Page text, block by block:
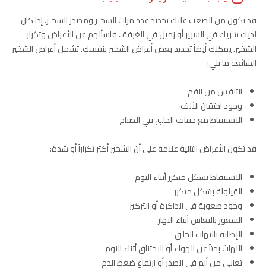
قد يكون من الصعب عليك تحديد عدد مرات الشخير ومصدر الشخير. إذا كان
لديك شريك في السرير أو زميل في الغرفة ، فاسألهم عن الأعراض وتكرار
الشخير. يمكنك أيضاً تحديد بعض أعراض الشخير بنفسك. تشمل أعراض الشخير
الشائعة ما يلي:
التنفس من الفم
وجود احتقان الأنف
الاستيقاظ مع جفاف الحلق في الصباح
قد تكون الأعراض التالية علامة على أن الشخير أكثر تكراراً أو شدة:
الاستيقاظ بشكل متكرر أثناء النوم
القيلولة بشكل متكرر
وجود صعوبة في الذاكرة أو التركيز
الشعور بالنعاس أثناء النهار
الإصابة بالتهاب الحلق
اللهاث بحثاً عن الهواء أو الاختناق أثناء النوم
تعاني من ألم في الصدر أو ارتفاع ضغط الدم